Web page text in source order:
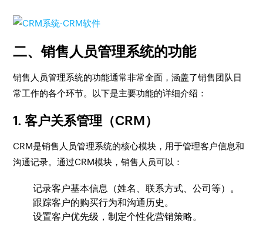
二、销售人员管理系统的功能
销售人员管理系统的功能通常非常全面，涵盖了销售团队日
常工作的各个环节。以下是主要功能的详细介绍：
1. 客户关系管理（CRM）
CRM是销售人员管理系统的核心模块，用于管理客户信息和
沟通记录。通过CRM模块，销售人员可以：
记录客户基本信息（姓名、联系方式、公司等）。
跟踪客户的购买行为和沟通历史。
设置客户优先级，制定个性化营销策略。